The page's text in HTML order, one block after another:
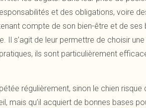
et des obligations, voire
compte de son bien-être et de ses
Il s’agit de leur permettre de choisir
ils sont particulièrement
régulièrement, sinon le chien
mais qu’il acquiert de bonnes bases